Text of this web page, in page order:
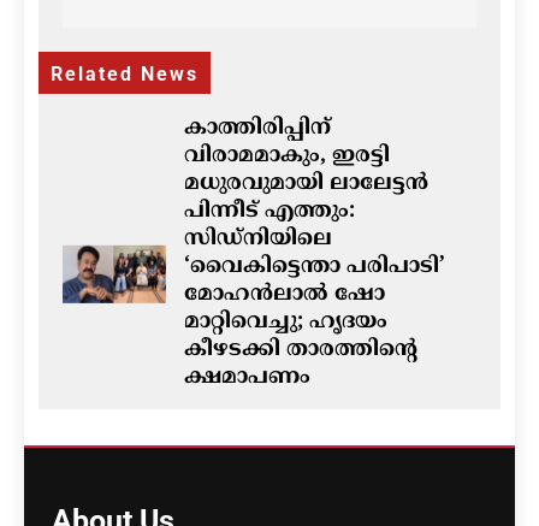
Related News
കാത്തിരിപ്പിന്
വിരാമമാകും, ഇരട്ടി
മധുരവുമായി ലാലേട്ടൻ
പിന്നീട് എത്തും:
സിഡ്നിയിലെ
‘വൈകിട്ടെന്താ പരിപാടി’
മോഹൻലാൽ ഷോ
മാറ്റിവെച്ചു; ഹൃദയം
കീഴടക്കി താരത്തിന്റെ
ക്ഷമാപണം